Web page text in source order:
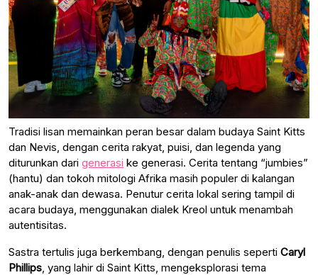
Tradisi lisan memainkan peran besar dalam budaya Saint Kitts
dan Nevis, dengan cerita rakyat, puisi, dan legenda yang
diturunkan dari generasi ke generasi. Cerita tentang “jumbies”
(hantu) dan tokoh mitologi Afrika masih populer di kalangan
anak-anak dan dewasa. Penutur cerita lokal sering tampil di
acara budaya, menggunakan dialek Kreol untuk menambah
autentisitas.
Sastra tertulis juga berkembang, dengan penulis seperti Caryl
Phillips , yang lahir di Saint Kitts, mengeksplorasi tema